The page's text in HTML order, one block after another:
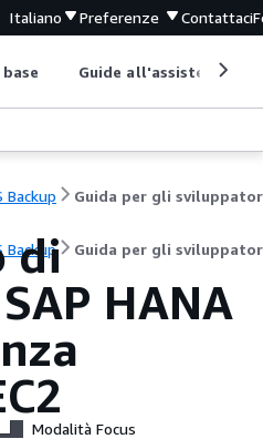
Italiano Preferenze Contattaci
Guide all'assistenza
Backup Guida per gli
Backup Guida per gli
di
HANA
Modalità Focus